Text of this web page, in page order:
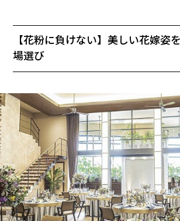
【花粉に負けない】美しい花嫁姿
場選び